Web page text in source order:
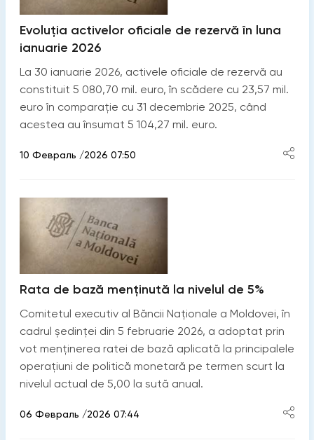
Evoluția activelor oficiale de rezervă în luna
ianuarie 2026
La 30 ianuarie 2026, activele oficiale de rezervă au
constituit 5 080,70 mil. euro, în scădere cu 23,57 mil.
euro în comparație cu 31 decembrie 2025, când
acestea au însumat 5 104,27 mil. euro.
10 Февраль /2026 07:50
Rata de bază menținută la nivelul de 5%
Comitetul executiv al Băncii Naționale a Moldovei, în
cadrul ședinței din 5 februarie 2026, a adoptat prin
vot menținerea ratei de bază aplicată la principalele
operațiuni de politică monetară pe termen scurt la
nivelul actual de 5,00 la sută anual.
06 Февраль /2026 07:44